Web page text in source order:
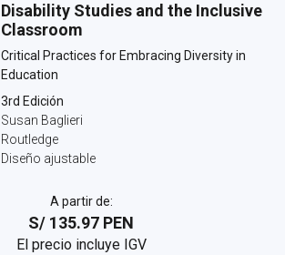
Disability Studies and the Inclusive
Classroom
Critical Practices for Embracing Diversity in
Education
3rd Edición
Susan Baglieri
Routledge
Diseño ajustable
A partir de:
S/ 135.97 PEN
El precio incluye IGV